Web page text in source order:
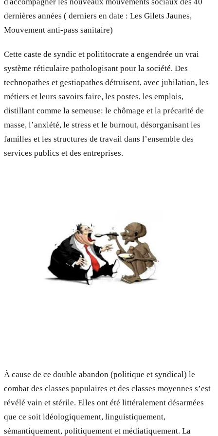
dernières années ( derniers en date : Les Gilets Jaunes,
Mouvement anti-pass sanitaire)
Cette caste de syndic et polititocrate a engendrée un vrai
système réticulaire pathologisant pour la société. Des
technopathes et gestiopathes détruisent, avec jubilation, les
métiers et leurs savoirs faire, les postes, les emplois,
distillant comme la semeuse: le chômage et la précarité de
masse, l’anxiété, le stress et le burnout, désorganisant les
familles et les structures de travail dans l’ensemble des
services publics et des entreprises.
À cause de ce double abandon (politique et syndical) le
combat des classes populaires et des classes moyennes s’est
révélé vain et stérile. Elles ont été littéralement désarmées
que ce soit idéologiquement, linguistiquement,
sémantiquement, politiquement et médiatiquement. La